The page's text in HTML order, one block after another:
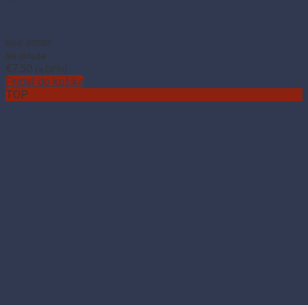
Kód: 89209
Na sklade
€7.50 (s DPH)
Pridať do košíka
TOP